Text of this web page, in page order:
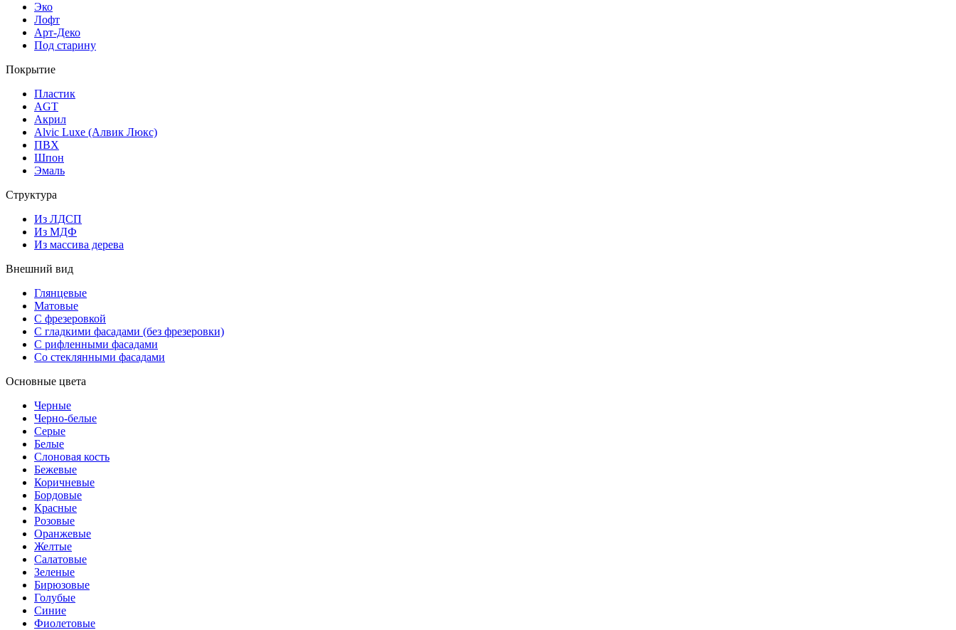
Эко
Лофт
Арт-Деко
Под старину
Покрытие
Пластик
AGT
Акрил
Alvic Luxe (Алвик Люкс)
ПВХ
Шпон
Эмаль
Структура
Из ЛДСП
Из МДФ
Из массива дерева
Внешний вид
Глянцевые
Матовые
С фрезеровкой
С гладкими фасадами (без фрезеровки)
С рифленными фасадами
Со стеклянными фасадами
Основные цвета
Черные
Черно-белые
Серые
Белые
Слоновая кость
Бежевые
Коричневые
Бордовые
Красные
Розовые
Оранжевые
Желтые
Салатовые
Зеленые
Бирюзовые
Голубые
Синие
Фиолетовые